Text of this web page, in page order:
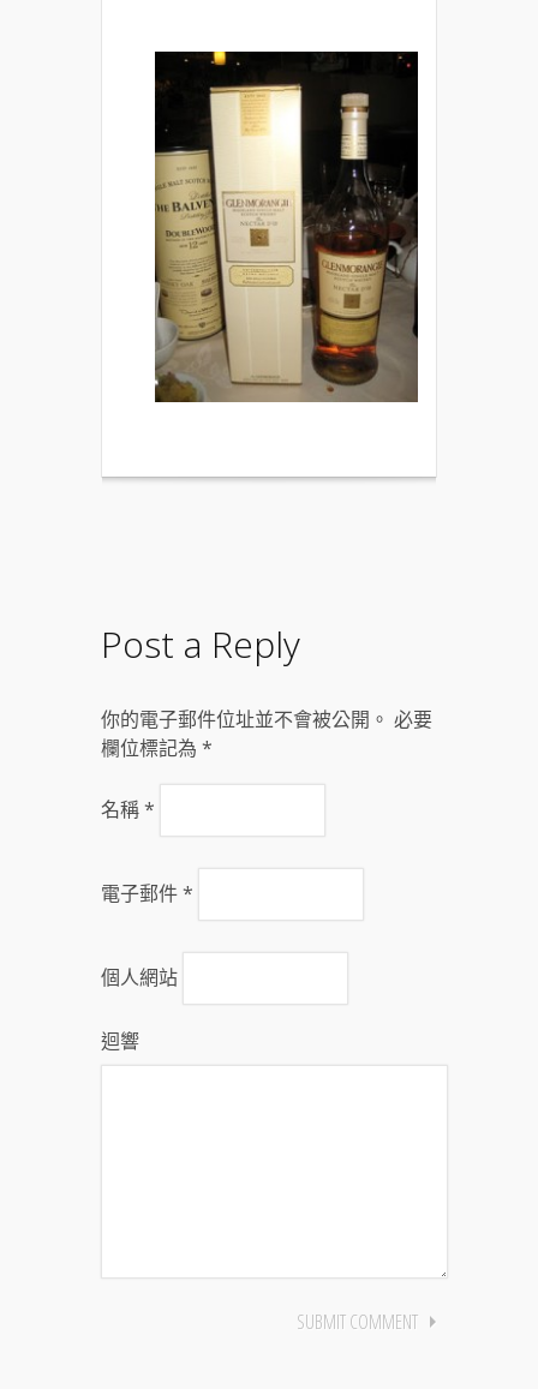
Post a Reply
你的電子郵件位址並不會被公開。 必要
欄位標記為 *
名稱*
電子郵件*
個人網站
迴響